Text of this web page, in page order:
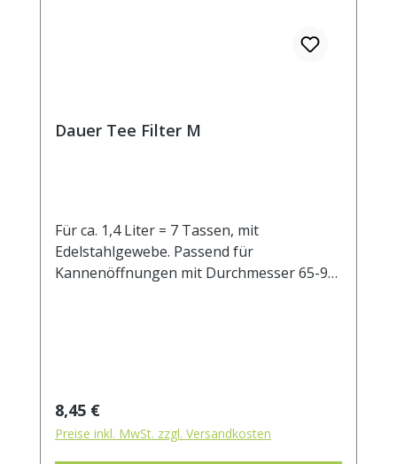
Dauer Tee Filter M
Für ca. 1,4 Liter = 7 Tassen, mit
Edelstahlgewebe. Passend für
Kannenöffnungen mit Durchmesser 65-95
Regulärer Preis:
8,45 €
Preise inkl. MwSt. zzgl. Versandkosten